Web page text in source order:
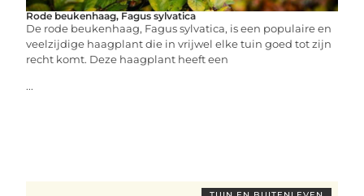
Rode beukenhaag, Fagus sylvatica
De rode beukenhaag, Fagus sylvatica, is een populaire en
veelzijdige haagplant die in vrijwel elke tuin goed tot zijn
recht komt. Deze haagplant heeft een
...